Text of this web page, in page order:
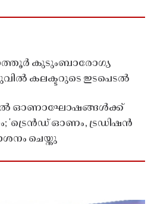
കുടുംബാരോഗ്യ
കലക്ടറുടെ ഇടപെടൽ
ഓണാഘോഷങ്ങൾക്ക്
'ട്രെൻഡ് ഓണം, ട്രഡിഷൻ
ചെയ്തു